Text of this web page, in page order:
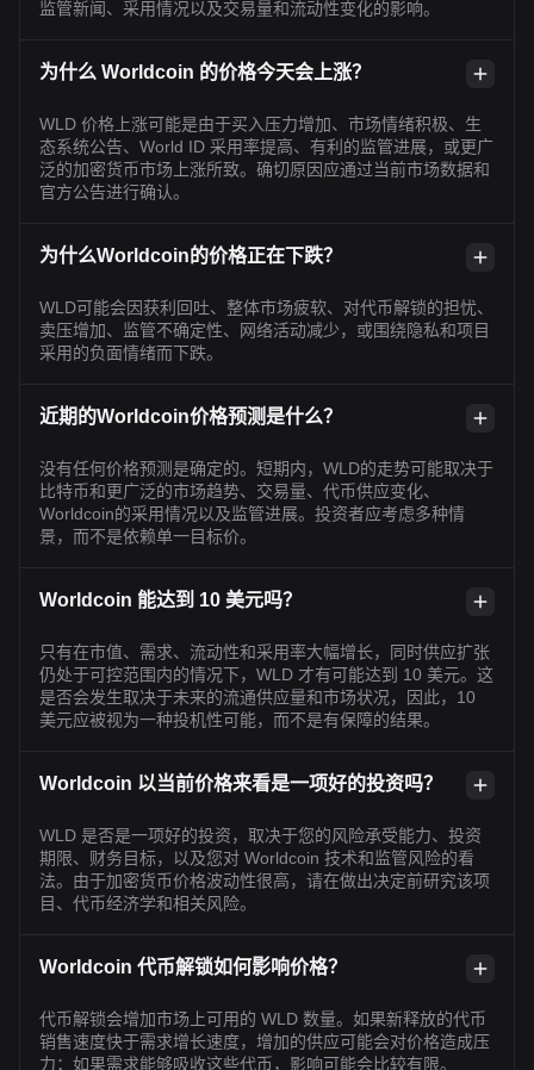
监管新闻、采用情况以及交易量和流动性变化的影响。
为什么 Worldcoin 的价格今天会上涨？
WLD 价格上涨可能是由于买入压力增加、市场情绪积极、生
态系统公告、World ID 采用率提高、有利的监管进展，或更广
泛的加密货币市场上涨所致。确切原因应通过当前市场数据和
官方公告进行确认。
为什么Worldcoin的价格正在下跌？
WLD可能会因获利回吐、整体市场疲软、对代币解锁的担忧、
卖压增加、监管不确定性、网络活动减少，或围绕隐私和项目
采用的负面情绪而下跌。
近期的Worldcoin价格预测是什么？
没有任何价格预测是确定的。短期内，WLD的走势可能取决于
比特币和更广泛的市场趋势、交易量、代币供应变化、
Worldcoin的采用情况以及监管进展。投资者应考虑多种情
景，而不是依赖单一目标价。
Worldcoin 能达到 10 美元吗？
只有在市值、需求、流动性和采用率大幅增长，同时供应扩张
仍处于可控范围内的情况下，WLD 才有可能达到 10 美元。这
是否会发生取决于未来的流通供应量和市场状况，因此，10
美元应被视为一种投机性可能，而不是有保障的结果。
Worldcoin 以当前价格来看是一项好的投资吗？
WLD 是否是一项好的投资，取决于您的风险承受能力、投资
期限、财务目标，以及您对 Worldcoin 技术和监管风险的看
法。由于加密货币价格波动性很高，请在做出决定前研究该项
目、代币经济学和相关风险。
Worldcoin 代币解锁如何影响价格？
代币解锁会增加市场上可用的 WLD 数量。如果新释放的代币
销售速度快于需求增长速度，增加的供应可能会对价格造成压
力；如果需求能够吸收这些代币，影响可能会比较有限。